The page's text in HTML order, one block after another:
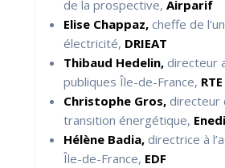
de la prospective, Airparif
Elise Chappaz, cheffe de
électricité, DRIEAT
Thibaud Hedelin, directeur
publiques Île-de-France, RTE
Christophe Gros, directeur
transition énergétique,
Hélène Badia, directrice à
Île-de-France, EDF